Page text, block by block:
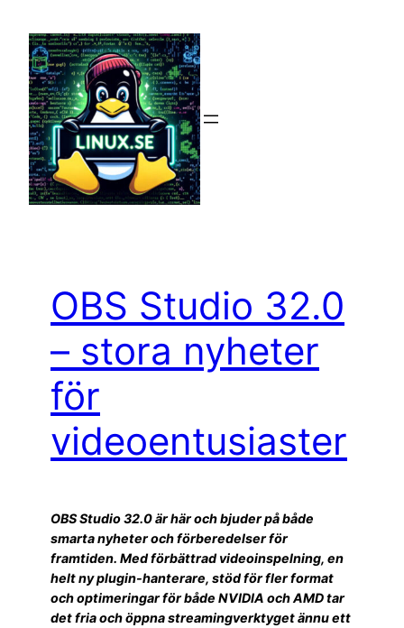
innehåll
OBS Studio 32.0
– stora nyheter
för
videoentusiaster
OBS Studio 32.0 är här och bjuder på både
smarta nyheter och förberedelser för
framtiden. Med förbättrad videoinspelning, en
helt ny plugin-hanterare, stöd för fler format
och optimeringar för både NVIDIA och AMD tar
det fria och öppna streamingverktyget ännu ett